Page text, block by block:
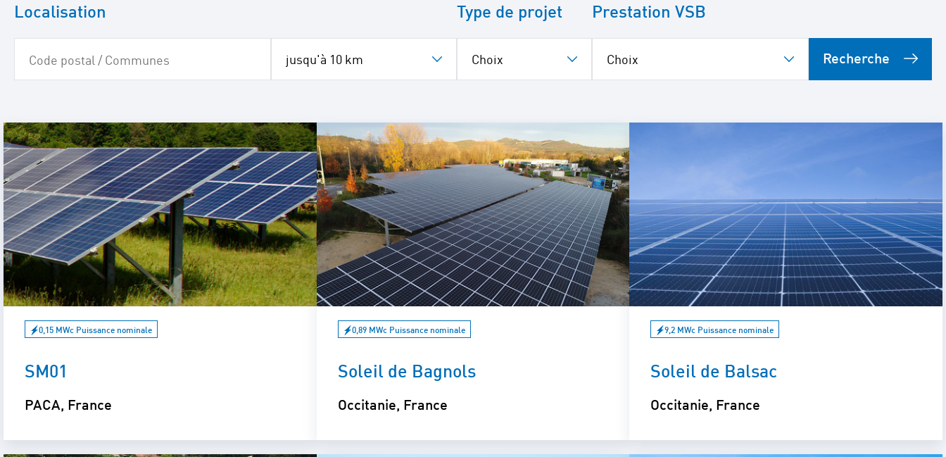
Localisation Type de projet Prestation VSB
Recherche
0,15 MWc Puissance nominale
SM01
PACA, France
0,89 MWc Puissance nominale
Soleil de Bagnols
Occitanie, France
9,2 MWc Puissance nominale
Soleil de Balsac
Occitanie, France